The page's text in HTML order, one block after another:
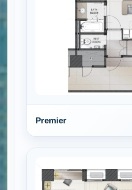
Premier